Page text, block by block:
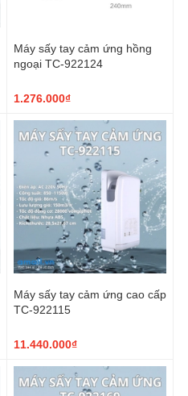
Máy sấy tay cảm ứng hồng
ngoại TC-922124
1.276.000₫
Máy sấy tay cảm ứng cao cấp
TC-922115
11.440.000₫